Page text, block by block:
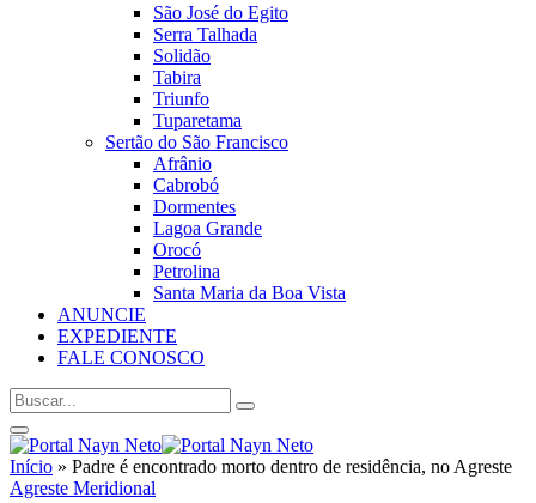
São José do Egito
Serra Talhada
Solidão
Tabira
Triunfo
Tuparetama
Sertão do São Francisco
Afrânio
Cabrobó
Dormentes
Lagoa Grande
Orocó
Petrolina
Santa Maria da Boa Vista
ANUNCIE
EXPEDIENTE
FALE CONOSCO
Início » Padre é encontrado morto dentro de residência, no Agreste
Agreste Meridional